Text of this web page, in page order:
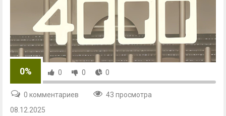
0% 0 0 0
0 комментариев
43 просмотра
08.12.2025